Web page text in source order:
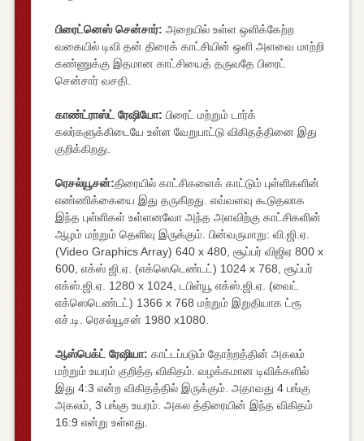
பிரைட்னெஸ் சென்சார்: அறையில் உள்ள ஒளிக்கேற்ற
வகையில் டிவி தன் திரைக் காட்சியின் ஒளி அளவை மாற்றி
கண்ணுக்கு இதமான காட்சியைத் தருவதே பிரைட்
சென்சார் வசதி.
காண்ட்ராஸ்ட் ரேஷியோ: பிரைட் மற்றும் டார்க்
கலர்களுக்கிடையே உள்ள வேறுபாட்டு விகிதத்தினை இது
குறிக்கிறது.
ரெசல்யூசன்:திரையில் காட்சிகளைக் காட்டும் புள்ளிகளின்
எண்ணிக்கையை இது தருகிறது. எவ்வளவு கூடுதலாக
இந்த புள்ளிகள் உள்ளனவோ அந்த அளவிற்கு காட்சிகளின்
ஆழம் மற்றும் தெளிவு இருக்கும். பின்வருமாறு: வி.ஜி.ஏ.
(Video Graphics Array) 640 x 480, சூப்பர் விஜிஏ 800 x
600, எக்ஸ் ஜி.ஏ. (எக்ஸெடெண்டட்) 1024 x 768, சூப்பர்
எக்ஸ்.ஜி.ஏ. 1280 x 1024, டபிள்யூ எக்ஸ்.ஜி.ஏ. (வைட்
எக்ஸெடெண்டட்) 1366 x 768 மற்றும் இறுதியாக ட்ரூ
எச்.டி. ரெசல்யூசன் 1980 x1080.
ஆஸ்பெக்ட் ரேஷியா: காட்டப்படும் தோற்றத்தின் அகலம்
மற்றும் உயரம் குறித்த விகிதம். வழக்கமான டிவிக்களில்
இது 4:3 என்ற விகிதத்தில் இருக்கும். அதாவது 4 பங்கு
அகலம், 3 பங்கு உயரம். அகல த்திரையின் இந்த விகிதம்
16:9 என்று உள்ளது.